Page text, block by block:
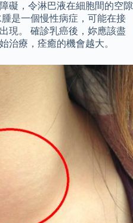
礙，令淋巴液在細胞間的空隙
是一個慢性病症，可能在接
現。 確診乳癌後，妳應該盡
治療，痊癒的機會越大。